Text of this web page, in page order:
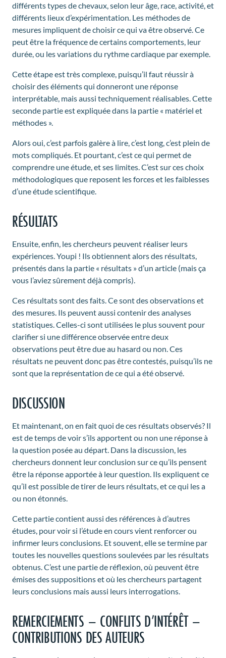
différents types de chevaux, selon leur âge, race, activité, et
différents lieux d’expérimentation. Les méthodes de
mesures impliquent de choisir ce qui va être observé. Ce
peut être la fréquence de certains comportements, leur
durée, ou les variations du rythme cardiaque par exemple.
Cette étape est très complexe, puisqu’il faut réussir à
choisir des éléments qui donneront une réponse
interprétable, mais aussi techniquement réalisables. Cette
seconde partie est expliquée dans la partie « matériel et
méthodes ».
Alors oui, c’est parfois galère à lire, c’est long, c’est plein de
mots compliqués. Et pourtant, c’est ce qui permet de
comprendre une étude, et ses limites. C’est sur ces choix
méthodologiques que reposent les forces et les faiblesses
d’une étude scientifique.
RÉSULTATS
Ensuite, enfin, les chercheurs peuvent réaliser leurs
expériences. Youpi ! Ils obtiennent alors des résultats,
présentés dans la partie « résultats » d’un article (mais ça
vous l’aviez sûrement déjà compris).
Ces résultats sont des faits. Ce sont des observations et
des mesures. Ils peuvent aussi contenir des analyses
statistiques. Celles-ci sont utilisées le plus souvent pour
clarifier si une différence observée entre deux
observations peut être due au hasard ou non. Ces
résultats ne peuvent donc pas être contestés, puisqu’ils ne
sont que la représentation de ce qui a été observé.
DISCUSSION
Et maintenant, on en fait quoi de ces résultats observés? Il
est de temps de voir s’ils apportent ou non une réponse à
la question posée au départ. Dans la discussion, les
chercheurs donnent leur conclusion sur ce qu’ils pensent
être la réponse apportée à leur question. Ils expliquent ce
qu’il est possible de tirer de leurs résultats, et ce qui les a
ou non étonnés.
Cette partie contient aussi des références à d’autres
études, pour voir si l’étude en cours vient renforcer ou
infirmer leurs conclusions. Et souvent, elle se termine par
toutes les nouvelles questions soulevées par les résultats
obtenus. C’est une partie de réflexion, où peuvent être
émises des suppositions et où les chercheurs partagent
leurs conclusions mais aussi leurs interrogations.
REMERCIEMENTS – CONFLITS D’INTÉRÊT –
CONTRIBUTIONS DES AUTEURS